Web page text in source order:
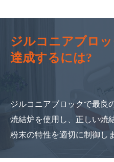
ジルコニアブロ
達成するには?
ジルコニアブロックで最良
焼結炉を使用し、正しい焼
粉末の特性を適切に制御し